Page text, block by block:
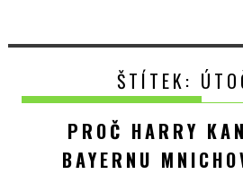
ŠTÍTEK:
PROČ HARRY
BAYERNU